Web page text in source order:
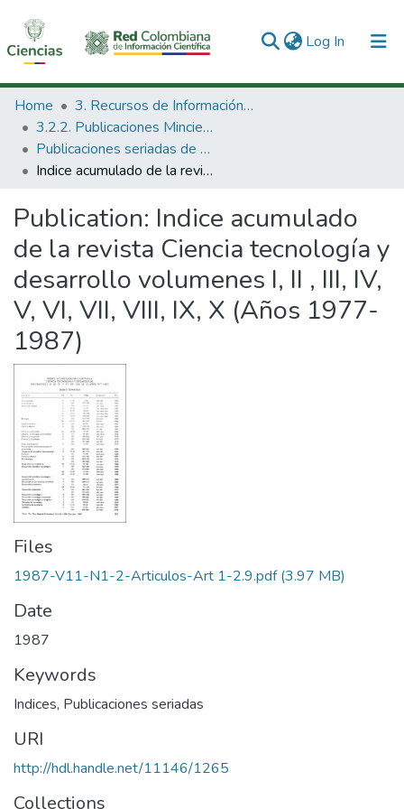
Log In (current)
Communities & Collections
All of DSpace
Statistics
Home
3. Recursos de Información Científica y Tecnológica
3.2.2. Publicaciones Minciencias
Publicaciones seriadas de Minciencias
Indice acumulado de la revista Ciencia tecnología y desarrollo volumenes I, II , III, IV, V, VI, VII, VIII, IX, X (Años 1977- 1987)
Publication: Indice acumulado
de la revista Ciencia tecnología y
desarrollo volumenes I, II , III, IV,
V, VI, VII, VIII, IX, X (Años 1977-
1987)
Files
1987-V11-N1-2-Articulos-Art 1-2.9.pdf(3.97 MB)
Date
1987
Keywords
Indices, Publicaciones seriadas
URI
http://hdl.handle.net/11146/1265
Collections